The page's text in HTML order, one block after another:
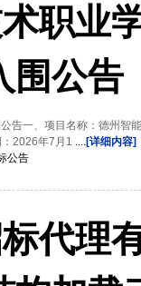
职业
围公告
告一、项目名称：德州智
2026年7月1
[详细内容]
公告
代理